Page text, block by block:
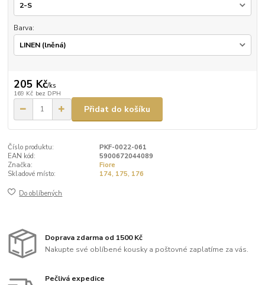
Barva:
205 Kč/ks
169 Kč bez DPH
Přidat do košíku
Číslo produktu:
PKF-0022-061
EAN kód:
5900672044089
Značka:
Fiore
Skladové místo:
174, 175, 176
Do oblíbených
Doprava zdarma od 1500 Kč
Nakupte své oblíbené kousky a poštovné zaplatíme za vás.
Pečlivá expedice